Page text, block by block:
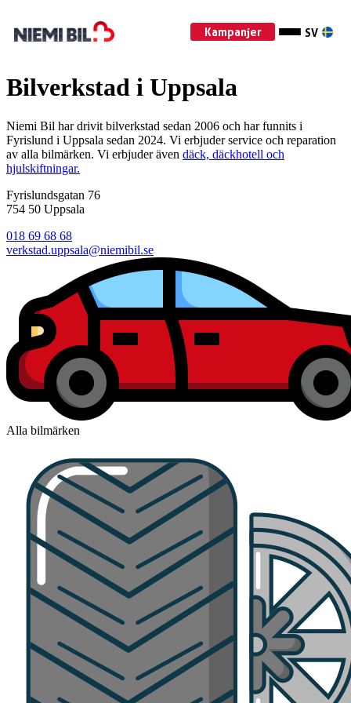
Kampanjer SV
Bilverkstad i Uppsala
Niemi Bil har drivit bilverkstad sedan 2006 och har funnits i
Fyrislund i Uppsala sedan 2024. Vi erbjuder service och reparation
av alla bilmärken. Vi erbjuder även däck, däckhotell och
hjulskiftningar.
Fyrislundsgatan 76
754 50 Uppsala
018 69 68 68
verkstad.uppsala@niemibil.se
Alla bilmärken